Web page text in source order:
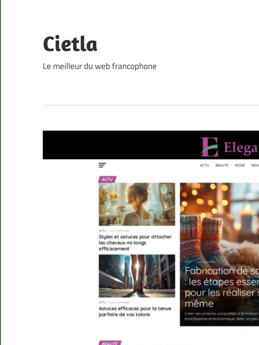
content
Cietla
Le meilleur du web francophone